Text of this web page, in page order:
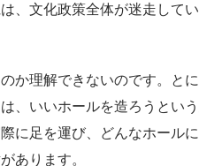
、文化政策全体が迷走して
か理解できないのです。と
、いいホールを造ろうという
に足を運び、どんなホール
あります。